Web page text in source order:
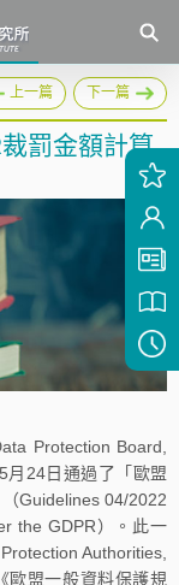
上一篇 下一篇
罰金額計算
Protection Board,
月24日通過了「歐盟
Guidelines 04/2022
the GDPR）。此一
Authorities,
歐盟一般資料保護規